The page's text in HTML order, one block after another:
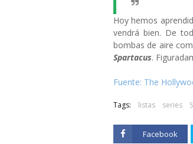
Hoy hemos
vendrá bien. De
bombas de aire
Spartacus.
Fuente: The
Tags: listas series
Facebook